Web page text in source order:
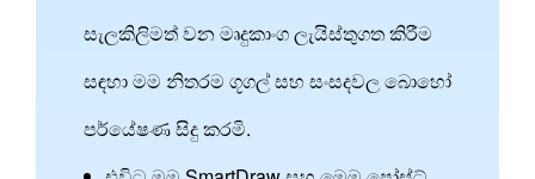
සැලකිලිමත් වන මෘදුකාංග ලැයිස්තුගත කිරීම
සඳහා මම නිතරම ගූගල් සහ සංසදවල බොහෝ
පර්යේෂණ සිදු කරමි.